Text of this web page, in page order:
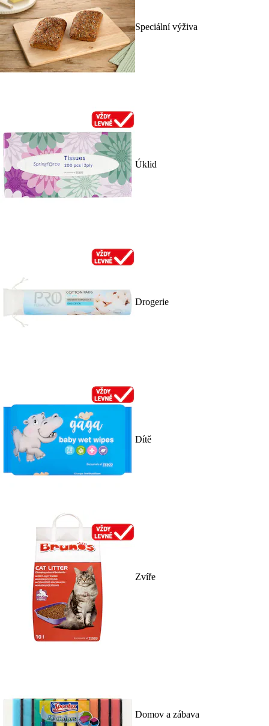
Speciální výživa
Úklid
Drogerie
Dítě
Zvíře
Domov a zábava